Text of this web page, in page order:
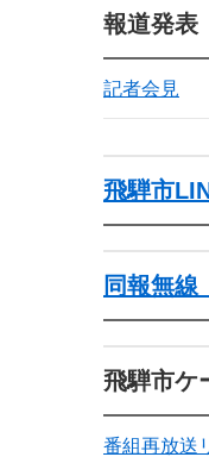
報道発表
記者会見
飛騨市
同報無線
飛騨市ケ
番組再放送